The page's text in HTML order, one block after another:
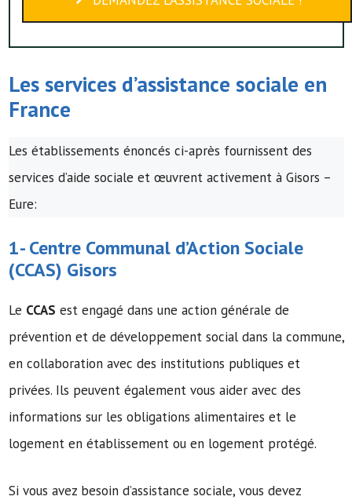
Les services d’assistance sociale en
France
Les établissements énoncés ci-après fournissent des
services d’aide sociale et œuvrent activement à Gisors –
Eure:
1-Centre Communal d’Action Sociale
(CCAS) Gisors
Le CCAS est engagé dans une action générale de
prévention et de développement social dans la commune,
en collaboration avec des institutions publiques et
privées. Ils peuvent également vous aider avec des
informations sur les obligations alimentaires et le
logement en établissement ou en logement protégé.
Si vous avez besoin d’assistance sociale, vous devez